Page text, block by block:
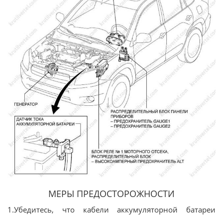
МЕРЫ ПРЕДОСТОРОЖНОСТИ
1.Убедитесь, что кабели аккумуляторной батареи